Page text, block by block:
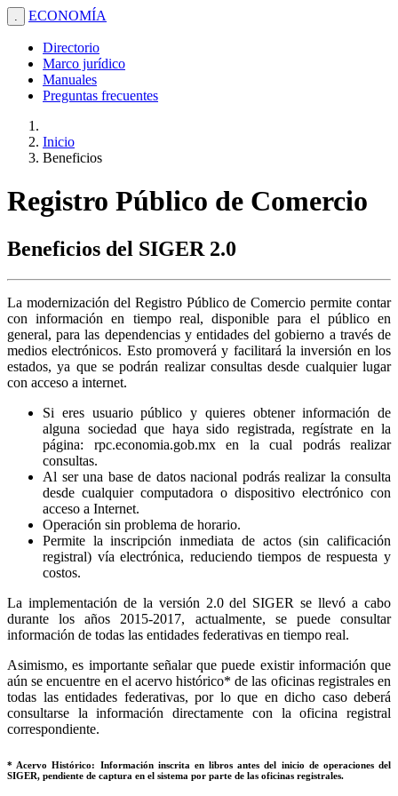
. ECONOMÍA
Directorio
Marco jurídico
Manuales
Preguntas frecuentes
Inicio
Beneficios
Registro Público de Comercio
Beneficios del SIGER 2.0
La modernización del Registro Público de Comercio permite contar
con información en tiempo real, disponible para el público en
general, para las dependencias y entidades del gobierno a través de
medios electrónicos. Esto promoverá y facilitará la inversión en los
estados, ya que se podrán realizar consultas desde cualquier lugar
con acceso a internet.
Si eres usuario público y quieres obtener información de
alguna sociedad que haya sido registrada, regístrate en la
página: rpc.economia.gob.mx en la cual podrás realizar
consultas.
Al ser una base de datos nacional podrás realizar la consulta
desde cualquier computadora o dispositivo electrónico con
acceso a Internet.
Operación sin problema de horario.
Permite la inscripción inmediata de actos (sin calificación
registral) vía electrónica, reduciendo tiempos de respuesta y
costos.
La implementación de la versión 2.0 del SIGER se llevó a cabo
durante los años 2015-2017, actualmente, se puede consultar
información de todas las entidades federativas en tiempo real.
Asimismo, es importante señalar que puede existir información que
aún se encuentre en el acervo histórico* de las oficinas registrales en
todas las entidades federativas, por lo que en dicho caso deberá
consultarse la información directamente con la oficina registral
correspondiente.
* Acervo Histórico: Información inscrita en libros antes del inicio de operaciones del
SIGER, pendiente de captura en el sistema por parte de las oficinas registrales.